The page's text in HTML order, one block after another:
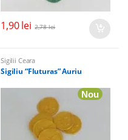
1,90lei 2,78lei
Sigilii Ceara
Sigiliu “Fluturas” Auriu
Nou